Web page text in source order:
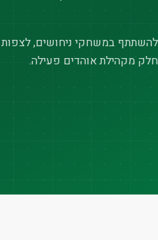
במשחקי ניחושים, לצפות
מקהילת אוהדים פעילה.